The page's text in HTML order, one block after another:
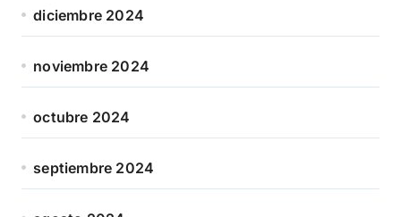
diciembre 2024
noviembre 2024
octubre 2024
septiembre 2024